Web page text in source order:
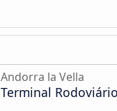
Andorra la Vella
Terminal